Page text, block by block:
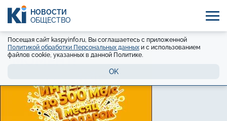
НОВОСТИ
ОБЩЕСТВО
Посещая сайт kaspyinfo.ru, Вы соглашаетесь с приложенной
Политикой обработки Персональных данных и с использованием
файлов cookie, указанных в данной Политике.
OK